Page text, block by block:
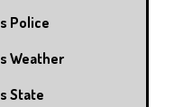
Police
Weather
State